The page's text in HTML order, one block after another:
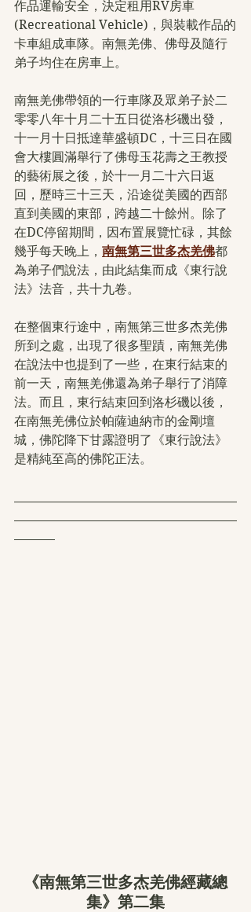
作品運輸安全，決定租用RV房車
(Recreational Vehicle)，與裝載作品的
卡車組成車隊。南無羌佛、佛母及隨行
弟子均住在房車上。
南無羌佛帶領的一行車隊及眾弟子於二
零零八年十月二十五日從洛杉磯出發，
十一月十日抵達華盛頓DC，十三日在國
會大樓圓滿舉行了佛母玉花壽之王教授
的藝術展之後，於十一月二十六日返
回，歷時三十三天，沿途從美國的西部
直到美國的東部，跨越二十餘州。除了
在DC停留期間，因布置展覽忙碌，其餘
幾乎每天晚上， 南無第三世多杰羌佛都
為弟子們說法，由此結集而成《東行說
法》法音，共十九卷。
在整個東行途中，南無第三世多杰羌佛
所到之處，出現了很多聖蹟，南無羌佛
在說法中也提到了一些，在東行結束的
前一天，南無羌佛還為弟子舉行了消障
法。而且，東行結束回到洛杉磯以後，
在南無羌佛位於帕薩迪納市的金剛壇
城，佛陀降下甘露證明了《東行說法》
是精純至高的佛陀正法。
《南無第三世多杰羌佛經藏總
集》第二集